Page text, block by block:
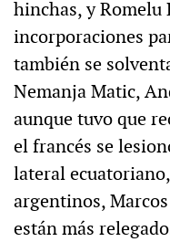
hinchas, y Romelu
incorporaciones
también se
Nemanja Matic,
aunque tuvo que
el francés se
lateral
argentinos,
están más